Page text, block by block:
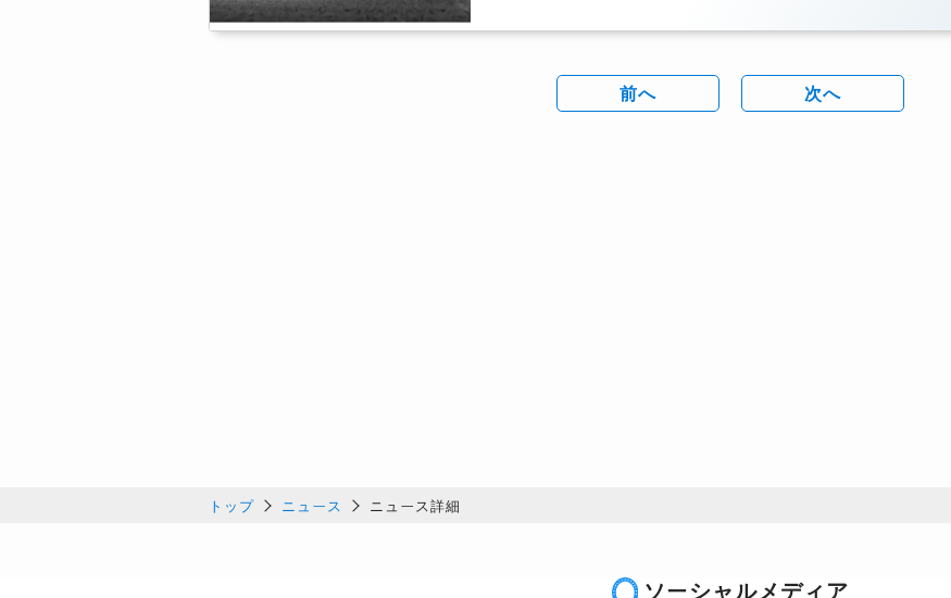
前へ 次へ
トップ ニュース ニュース詳細
ソーシャルメディア